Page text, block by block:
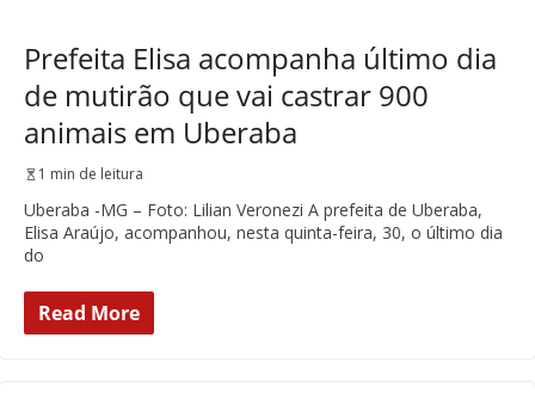
Prefeita Elisa acompanha último dia
de mutirão que vai castrar 900
animais em Uberaba
1 min de leitura
Uberaba -MG – Foto: Lilian Veronezi A prefeita de Uberaba,
Elisa Araújo, acompanhou, nesta quinta-feira, 30, o último dia
do
Read More